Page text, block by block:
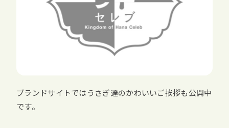
ブランドサイトではうさぎ達のかわいいご挨拶も公開中
です。